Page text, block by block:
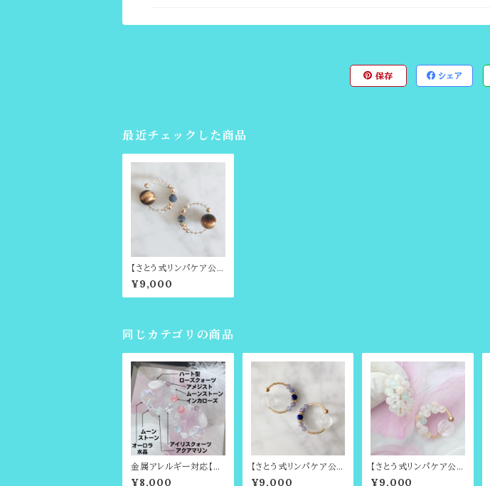
保存 シェア
最近チェックした商品
【さとう式リンパケア公
式カフ】9月の誕生石・
サファイアとタイガーアイ
ビューティーカフ（さとう
¥9,000
同じカテゴリの商品
金属アレルギー対応【数
量限定】LOVE♡Hear
¥8,000
【さとう式リンパケア公
式カフ】12月の誕生石
¥9,000
【さとう式リンパケア公
式カフ】金属アレルギー
¥9,000